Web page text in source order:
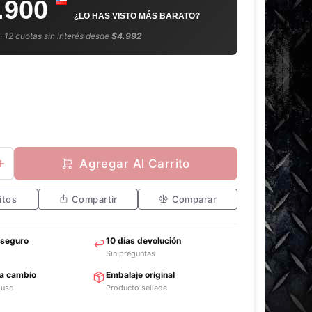
¿LO HAS VISTO MÁS BARATO?
12 cuotas sin interés desde$4.992
Agregar Al Carrito
Compartir Comparar
10 días devolución
Sin preguntas
cambio Embalaje original
Producto sellada